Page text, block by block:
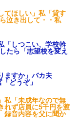
てほしい」私「貸す
泣き出して・・私
「しつこい、学校斡
たら「志望校を変え
ますか」バカ夫
どうぞ」
私「未成年なので無
れず店員に5千円を渡
録音内容を父に聞か